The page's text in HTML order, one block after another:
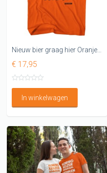
Nieuw bier graag hier Oranje shirt
€ 17,95
In winkelwagen